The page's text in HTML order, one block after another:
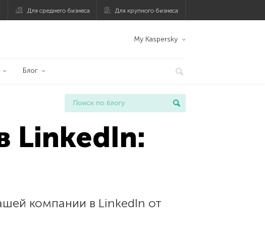
Для среднего бизнеса Для крупного бизнеса
My Kaspersky
Блог
LinkedIn:
компании в LinkedIn от